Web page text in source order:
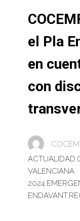
el Pla
en
con
ACTUALIDAD,
VALENCIANA
2024,
ENDAVANT,